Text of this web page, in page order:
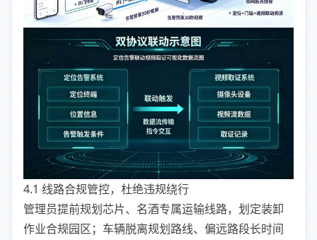
4.1 线路合规管控，杜绝违规绕行
管理员提前规划芯片、名酒专属运输线路，划定装卸
作业合规园区；车辆脱离规划路线、偏远路段长时间